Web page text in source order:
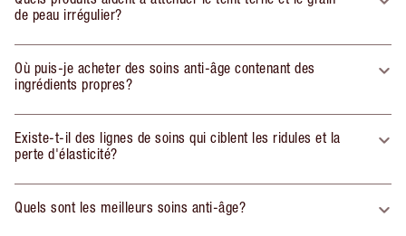
de peau irrégulier?
Où puis-je acheter des soins anti-âge contenant des
ingrédients propres?
Existe-t-il des lignes de soins qui ciblent les ridules et la
perte d'élasticité?
Quels sont les meilleurs soins anti-âge?